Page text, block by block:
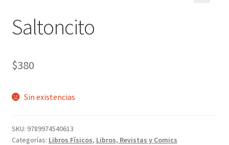
nosotros
novedades
Saltoncito
$380
Sin existencias
SKU: 9789974540613
Categorías: Libros Físicos, Libros, Revistas y Comics